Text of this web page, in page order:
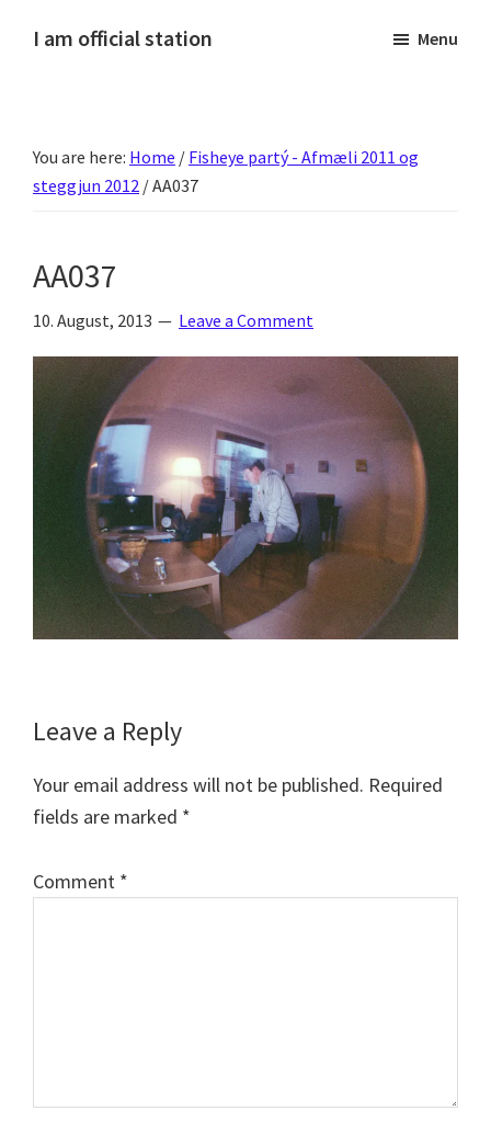
I am official station
fréttir
af
annað
skemmtilegt
:)
Menu
You are here: Home / Fisheye partý - Afmæli 2011 og
steggjun 2012 /AA037
AA037
10. August, 2013 Leave a Comment
Reader
Interactions
Leave a Reply
Your email address will not be published. Required
fields are marked *
Comment *